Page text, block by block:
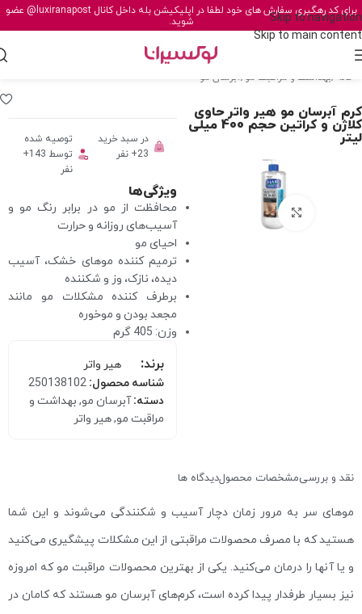
Skip to navigation
Skip to main content
برای کد رهگیری سفارش های خود لطفا در اپلیکیشن بله داخل کانال@luxiranapost عضو
شوید.
خانه /بهداشت و مراقبت مو /آبرسان مو
کرم آبرسان مو هیر واتر حاوی
کلاژن و کراتین حجم 400 میلی
لیتر
برای بزرگنمایی کلیک کنید
در سبد خرید
23+ نفر
توصیه شده
توسط 143+
نفر
ویژگی‌ها
محافظت از مو در برابر رنگ مو و
آسیب‌های روزانه و حرارت
احیای مو
ترمیم کننده موهای خشک، آسیب
دیده، نازک، وز و شکننده
برطرف کننده مشکلات مو مانند
مجعد بودن و موخوره
وزن: 405 گرم
برند:
هیر واتر
شناسه محصول: 250138102
دسته: آبرسان مو, بهداشت و
مراقبت مو,هیر واتر
نقد و بررسیمشخصات محصولدیدگاه ها
موهای سر به مرور زمان دچار آسیب و شکنندگی می‌شوند و این شما
هستید که با مصرف محصولات مراقبتی از این مشکلات پیشگیری می‌کنید
و یا آنها را درمان می‌کنید. یکی از بهترین محصولات مراقبت مو که امروزه
نیز بسیار طرفدار پیدا کرده است، کرم‌های آبرسان مو هستند که کامان در